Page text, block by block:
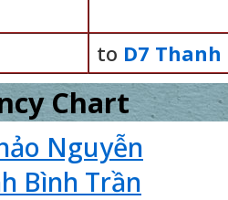
to D7
Chart
Nguyễn
Bình Trần